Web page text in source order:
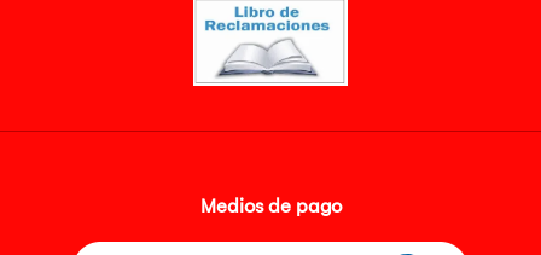
Medios de pago